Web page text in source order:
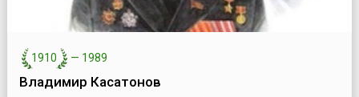
1910 — 1989
Владимир Касатонов